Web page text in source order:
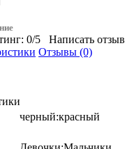
0/5
Написать отзыв
Отзывы (0)
черный:красный